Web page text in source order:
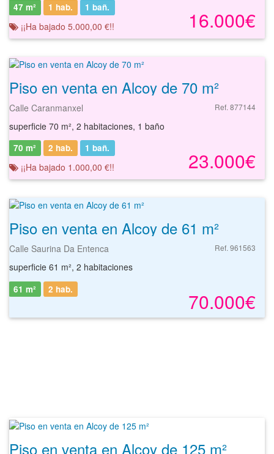
16.000€
47 m² 1 hab. 1 bañ.
¡¡Ha bajado 5.000,00 €!!
Piso en venta en Alcoy de 70 m²
Calle Caranmanxel Ref. 877144
superficie 70 m², 2 habitaciones, 1 baño
23.000€
70 m² 2 hab. 1 bañ.
¡¡Ha bajado 1.000,00 €!!
Piso en venta en Alcoy de 61 m²
Calle Saurina Da Entenca Ref. 961563
superficie 61 m², 2 habitaciones
70.000€
61 m² 2 hab.
Piso en venta en Alcoy de 125 m²